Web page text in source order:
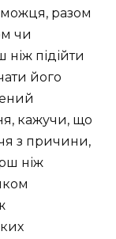
разом
чи
підійти
його
кажучи, що
з причини,
ніж